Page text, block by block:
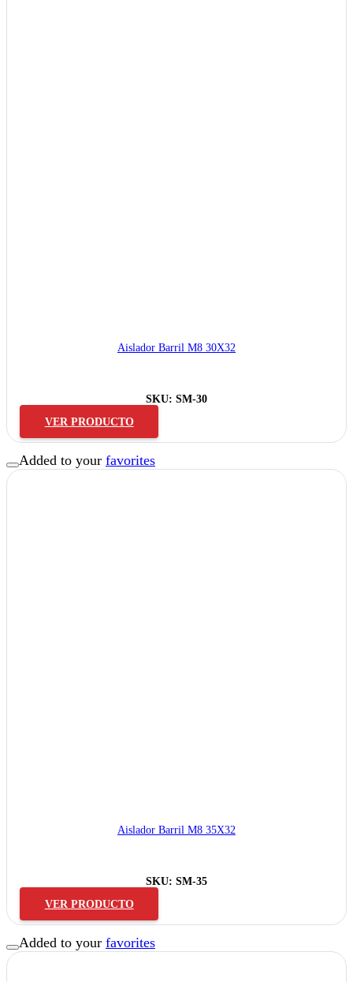
Aislador Barril M8 30X32
SKU: SM-30
VER PRODUCTO
Added to your favorites
Aislador Barril M8 35X32
SKU: SM-35
VER PRODUCTO
Added to your favorites